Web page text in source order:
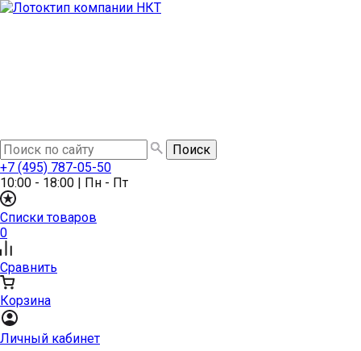
+7 (495) 787-05-50
10:00 - 18:00 | Пн - Пт
Списки товаров
0
Сравнить
Корзина
Личный кабинет